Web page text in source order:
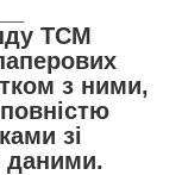
TCM
з ними,
зі
даними.